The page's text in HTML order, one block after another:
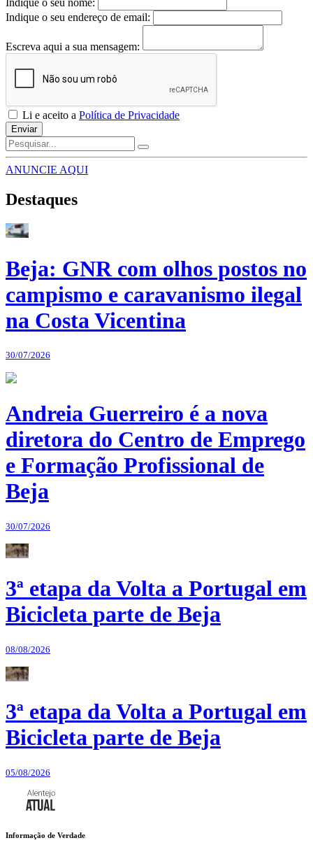
Indique o seu nome:
Indique o seu endereço de email:
Escreva aqui a sua mensagem:
Li e aceito a Política de Privacidade
Enviar
ANUNCIE AQUI
Destaques
Beja: GNR com olhos postos no
campismo e caravanismo ilegal
na Costa Vicentina
30/07/2026
Andreia Guerreiro é a nova
diretora do Centro de Emprego
e Formação Profissional de
Beja
30/07/2026
3ª etapa da Volta a Portugal em
Bicicleta parte de Beja
08/08/2026
3ª etapa da Volta a Portugal em
Bicicleta parte de Beja
05/08/2026
Informação de Verdade